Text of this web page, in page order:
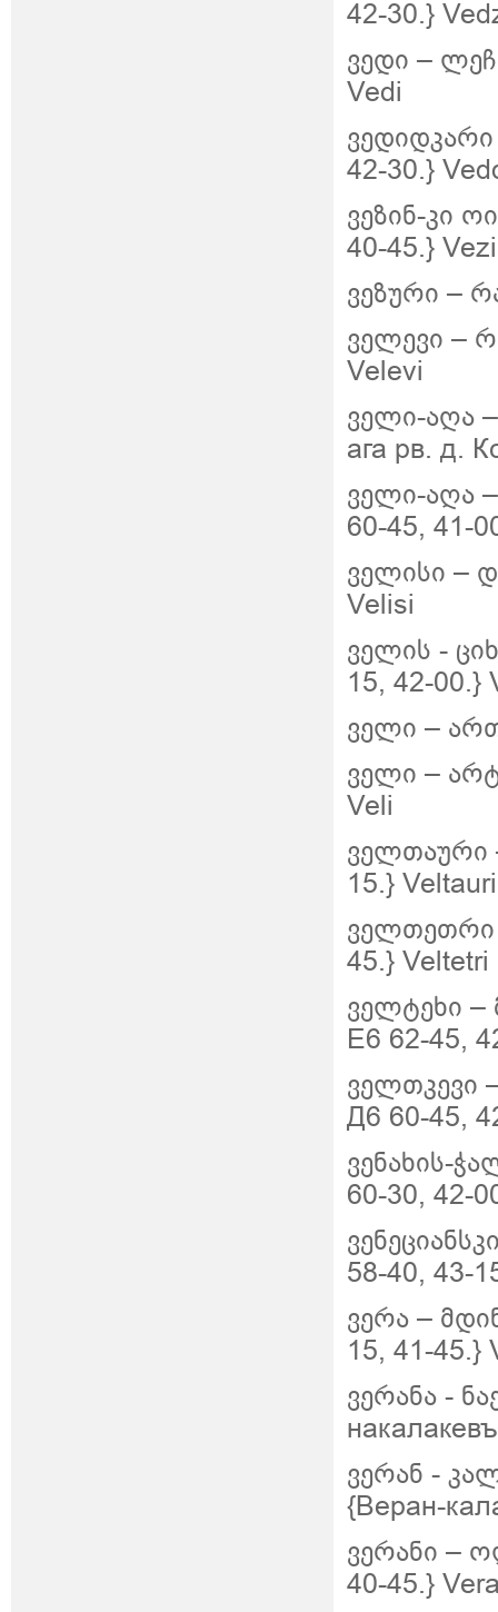
42-30.}
ვედი –
Vedi
ვედიდკარი
42-30.}
ვეზინ-კი ოი
40-45.}
ვეზური –
ველევი –
Velevi
ველი-აღა
ага рв. д.
ველი-აღა
60-45, 41-
ველისი –
Velisi
ველის -
15, 42-00.}
ველი –
ველი –
Veli
ველთაური
15.} Veltauri
ველთეთრი
45.} Veltetri
ველტეხი –
Е6 62-45,
ველთკევი
Д6 60-45,
ვენახის-
60-30, 42-
58-40, 43-
ვერა –
15, 41-45.}
ვერანა -
ვერან -
{Веран-
ვერანი –
40-45.}